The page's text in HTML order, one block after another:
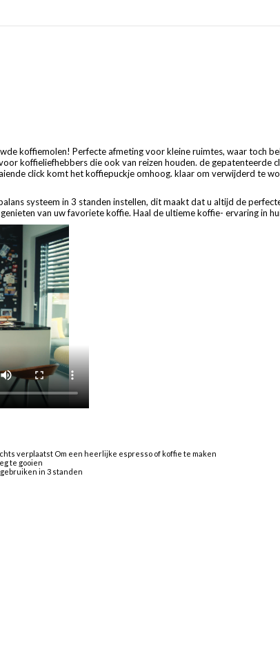
koffiemolen! Perfecte afmeting voor kleine ruimtes, waar toch
koffieliefhebbers die ook van reizen houden. de gepatenteerde
click komt het koffiepuckje omhoog. klaar om verwijderd te
systeem in 3 standen instellen, dit maakt dat u altijd de
van uw favoriete koffie. Haal de ultieme koffie- ervaring in
verplaatst Om een heerlijke espresso of koffie te maken
te gooien
in 3 standen